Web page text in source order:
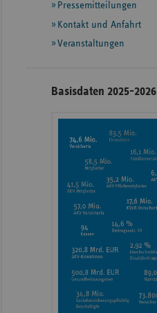
weiteren
Informationen
Pressemitteilungen
Kontakt und Anfahrt
Veranstaltungen
Basisdaten 2025-2026